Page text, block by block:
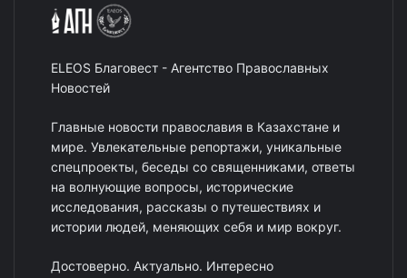
ELEOS Благовест - Агентство Православных
Новостей
Главные новости православия в Казахстане и
мире. Увлекательные репортажи, уникальные
спецпроекты, беседы со священниками, ответы
на волнующие вопросы, исторические
исследования, рассказы о путешествиях и
истории людей, меняющих себя и мир вокруг.
Достоверно. Актуально. Интересно